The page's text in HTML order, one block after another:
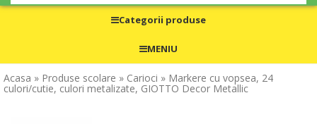
Categorii produse
MENIU
Acasa » Produse scolare » Carioci » Markere cu vopsea, 24
culori/cutie, culori metalizate, GIOTTO Decor Metallic